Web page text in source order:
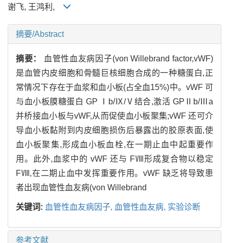
谢飞, 王鸿利,
摘要/Abstract
摘要：
血管性血友病因子(von Willebrand factor,vWF)
是血管内皮细胞和骨髓巨核细胞合成的一种糖蛋白,正
常情况下存在于血浆和血小板(占全血15%)中。vWF 可
与血小板膜糖蛋白 GP Ⅰb/Ⅸ/Ⅴ结合,激活 GPⅡb/Ⅲa
并桥接血小板与vWF,从而促使血小板聚集;vWF 还可介
导血小板黏附到内皮细胞损伤后暴露出的胶原表面,使
血小板聚集,形成血小板血栓,在一期止血中起重要作
用。此外,血浆中的 vWF 还与 FⅧ形成复合物以稳定
FⅧ,在二期止血中发挥重要作用。vWF 缺乏将导致患
者出现血管性血友病(von Willebrand
关键词: 血管性血友病因子, 血管性血友病, 实验诊断
参考文献